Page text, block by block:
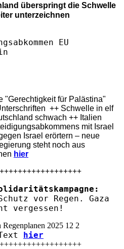
überspringt die Schwelle
unterzeichnen
"Gerechtigkeit für Palästina"
++ Schwelle in elf
schwach ++ Italien
mit Israel
Israel erörtern – neue
steht noch aus
hier
vor Regen. Gaza
vergessen!
hier